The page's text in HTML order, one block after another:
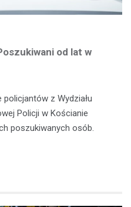
od lat w
policjantów z Wydziału
Policji w Kościanie
poszukiwanych osób.